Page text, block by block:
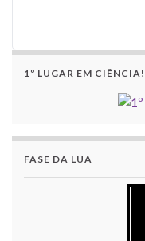
1º LUGAR EM CIÊNCIA!
FASE DA LUA